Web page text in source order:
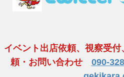
イベント出店依頼、視察受
頼・お問い合わせ 090-